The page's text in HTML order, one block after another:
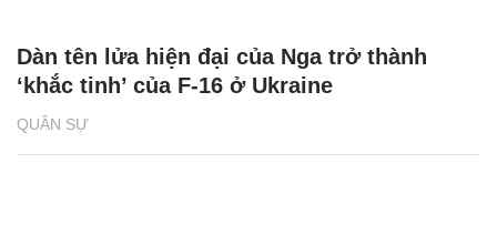
QUÂN SỰ
Dàn tên lửa hiện đại của Nga trở thành
‘khắc tinh’ của F-16 ở Ukraine